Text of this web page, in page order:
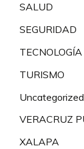
SALUD
SEGURIDAD
TECNOLOGÍA
TURISMO
Uncategorized
VERACRUZ
XALAPA